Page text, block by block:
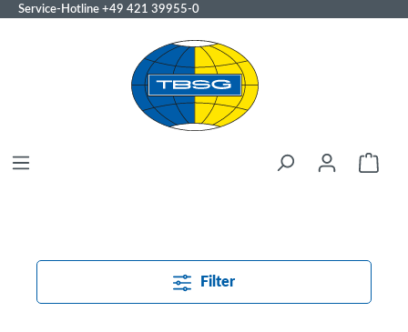
Service-Hotline +49 421 39955-0
Filter